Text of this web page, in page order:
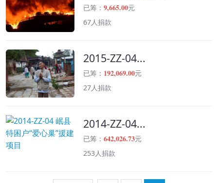
已筹： 9,665.00元
67人捐款
2015-ZZ-04...
已筹： 192,069.00元
27人捐款
2014-ZZ-04...
已筹： 642,026.73元
253人捐款